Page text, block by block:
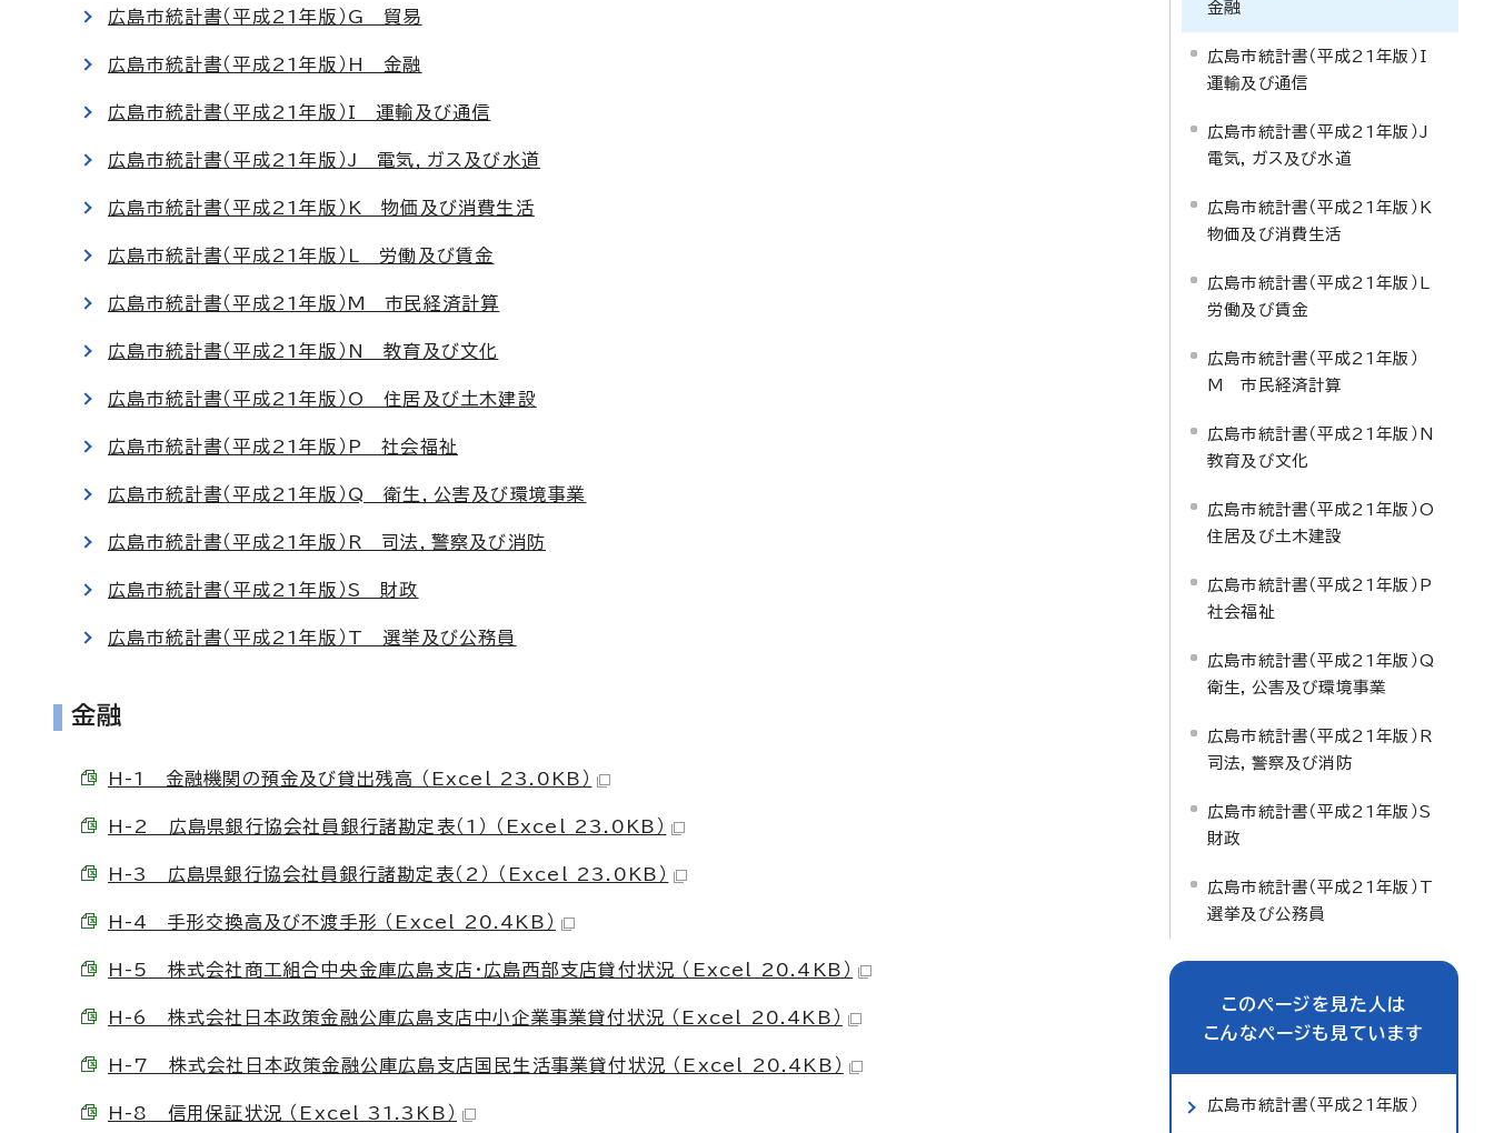
広島市統計書（平成21年版）G 貿易
広島市統計書（平成21年版）H 金融
広島市統計書（平成21年版）I 運輸及び通信
広島市統計書（平成21年版）J 電気，ガス及び水道
広島市統計書（平成21年版）K 物価及び消費生活
広島市統計書（平成21年版）L 労働及び賃金
広島市統計書（平成21年版）M 市民経済計算
広島市統計書（平成21年版）N 教育及び文化
広島市統計書（平成21年版）O 住居及び土木建設
広島市統計書（平成21年版）P 社会福祉
広島市統計書（平成21年版）Q 衛生，公害及び環境事業
広島市統計書（平成21年版）R 司法，警察及び消防
広島市統計書（平成21年版）S 財政
広島市統計書（平成21年版）T 選挙及び公務員
金融
H-1 金融機関の預金及び貸出残高 （Excel 23.0KB）
H-2 広島県銀行協会社員銀行諸勘定表（1） （Excel 23.0KB）
H-3 広島県銀行協会社員銀行諸勘定表（2） （Excel 23.0KB）
H-4 手形交換高及び不渡手形 （Excel 20.4KB）
H-5 株式会社商工組合中央金庫広島支店・広島西部支店貸付状況 （Excel 20.4KB）
H-6 株式会社日本政策金融公庫広島支店中小企業事業貸付状況 （Excel 20.4KB）
H-7 株式会社日本政策金融公庫広島支店国民生活事業貸付状況 （Excel 20.4KB）
H-8 信用保証状況 （Excel 31.3KB）
金融
広島市統計書（平成21年版）I
運輸及び通信
広島市統計書（平成21年版）J
電気，ガス及び水道
広島市統計書（平成21年版）K
物価及び消費生活
広島市統計書（平成21年版）L
労働及び賃金
広島市統計書（平成21年版）
M 市民経済計算
広島市統計書（平成21年版）N
教育及び文化
広島市統計書（平成21年版）O
住居及び土木建設
広島市統計書（平成21年版）P
社会福祉
広島市統計書（平成21年版）Q
衛生，公害及び環境事業
広島市統計書（平成21年版）R
司法，警察及び消防
広島市統計書（平成21年版）S
財政
広島市統計書（平成21年版）T
選挙及び公務員
このページを見た人は
こんなページも見ています
広島市統計書（平成21年版）